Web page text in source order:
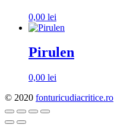
0,00 lei
Pirulen
0,00 lei
© 2020 fonturicudiacritice.ro